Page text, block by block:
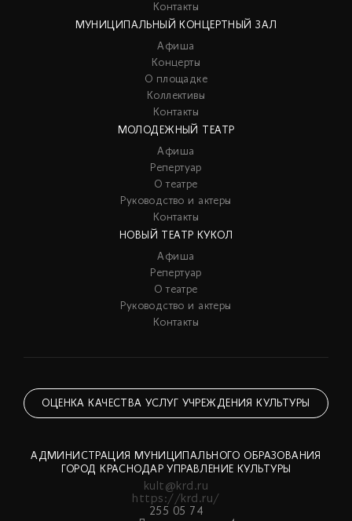
Контакты
МУНИЦИПАЛЬНЫЙ КОНЦЕРТНЫЙ ЗАЛ
Афиша
Концерты
О площадке
Коллективы
Контакты
МОЛОДЕЖНЫЙ ТЕАТР
Афиша
Репертуар
О театре
Руководство и актеры
Контакты
НОВЫЙ ТЕАТР КУКОЛ
Афиша
Репертуар
О театре
Руководство и актеры
Контакты
ОЦЕНКА КАЧЕСТВА УСЛУГ УЧРЕЖДЕНИЯ КУЛЬТУРЫ
АДМИНИСТРАЦИЯ МУНИЦИПАЛЬНОГО ОБРАЗОВАНИЯ
ГОРОД КРАСНОДАР УПРАВЛЕНИЕ КУЛЬТУРЫ
kult@krd.ru
https://krd.ru/
255 05 74